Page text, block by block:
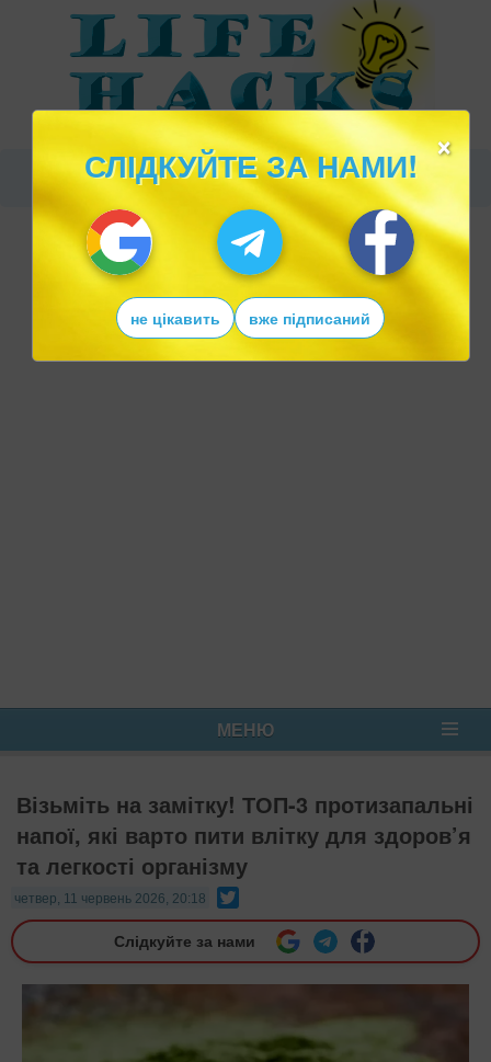
МЕНЮ
Візьміть на замітку! ТОП-3 протизапальні
напої, які варто пити влітку для здоров’я
та легкості організму
четвер, 11 червень 2026, 20:18
Слідкуйте за нами
×
СЛІДКУЙТЕ ЗА НАМИ!
не цікавить вже підписаний